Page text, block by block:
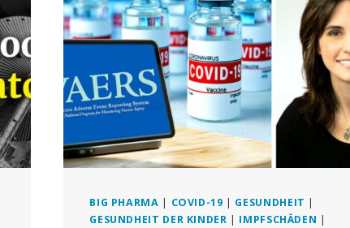
BIG PHARMA | COVID-19 | GESUNDHEIT |
GESUNDHEIT DER KINDER | IMPFSCHÄDEN |